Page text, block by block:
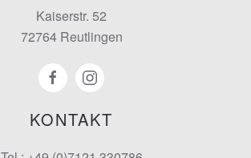
KONTAKT
Kaiserstr. 52
72764 Reutlingen